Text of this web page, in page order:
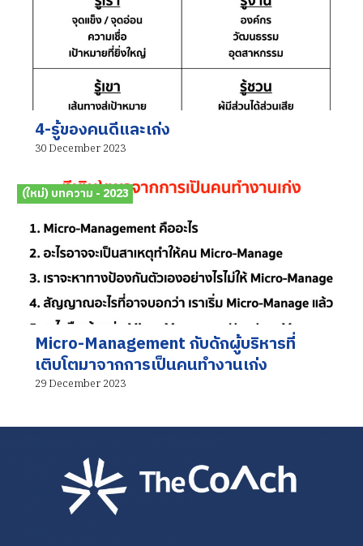
4-รู้ของคนดีและเก่ง
30 December 2023
(ใหม่) บทความ - 2023
Micro-Management กับดักผู้บริหารที่
เติบโตมาจากการเป็นคนทำงานเก่ง
29 December 2023